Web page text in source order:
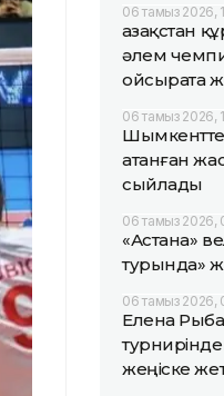
06 тамыз 2026,
Қазақстан
әлем
ойсырата
06 тамыз 2026,
атанған
сыйлады
06 тамыз 2026,
«Астана»
турында»
06 тамыз 2026,
Елена
жеңіске